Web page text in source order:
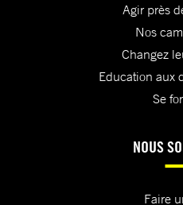
Agir près
Nos
Changez
Education aux
Se
NOUS
Faire